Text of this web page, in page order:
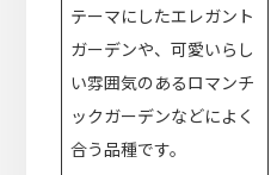
テーマにしたエレガント
ガーデンや、可愛いらし
い雰囲気のあるロマンチ
ックガーデンなどによく
合う品種です。